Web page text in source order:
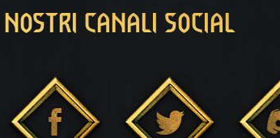
I NOSTRI CANALI SOCIAL